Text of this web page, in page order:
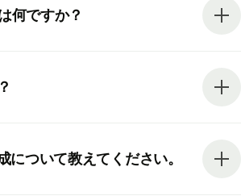
何ですか？
について教えてください。